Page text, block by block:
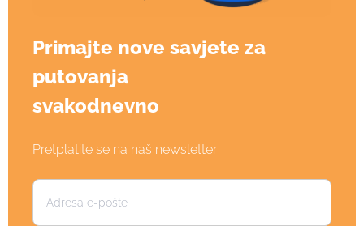
Primajte nove savjete za
putovanja
svakodnevno
Pretplatite se na naš newsletter